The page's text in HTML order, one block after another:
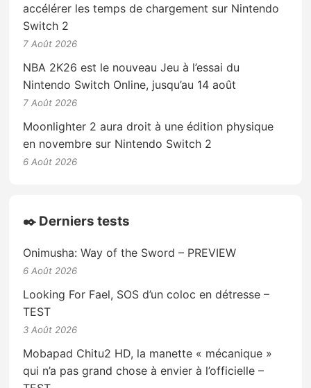
accélérer les temps de chargement sur Nintendo
Switch 2
7 Août 2026
NBA 2K26 est le nouveau Jeu à l’essai du
Nintendo Switch Online, jusqu’au 14 août
7 Août 2026
Moonlighter 2 aura droit à une édition physique
en novembre sur Nintendo Switch 2
6 Août 2026
✒️ Derniers tests
Onimusha: Way of the Sword – PREVIEW
6 Août 2026
Looking For Fael, SOS d’un coloc en détresse –
TEST
3 Août 2026
Mobapad Chitu2 HD, la manette « mécanique »
qui n’a pas grand chose à envier à l’officielle –